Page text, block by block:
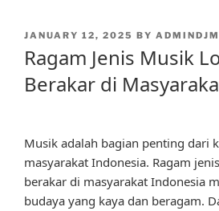
POSTED
JANUARY 12, 2025 BY ADMINDJM
Ragam Jenis Musik
Berakar di
Musik adalah bagian penting dari
masyarakat Indonesia. Ragam
berakar di masyarakat Indonesia
budaya yang kaya dan beragam.